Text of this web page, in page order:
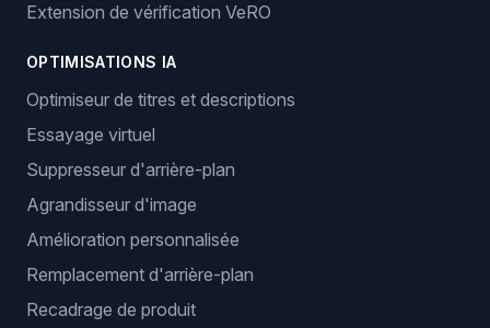
Extension de vérification VeRO
OPTIMISATIONS IA
Optimiseur de titres et descriptions
Essayage virtuel
Suppresseur d'arrière-plan
Agrandisseur d'image
Amélioration personnalisée
Remplacement d'arrière-plan
Recadrage de produit